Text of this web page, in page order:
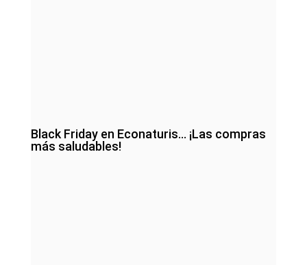
Black Friday en Econaturis… ¡Las compras
más saludables!